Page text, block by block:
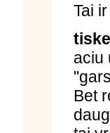
Tai
aciu
Bet